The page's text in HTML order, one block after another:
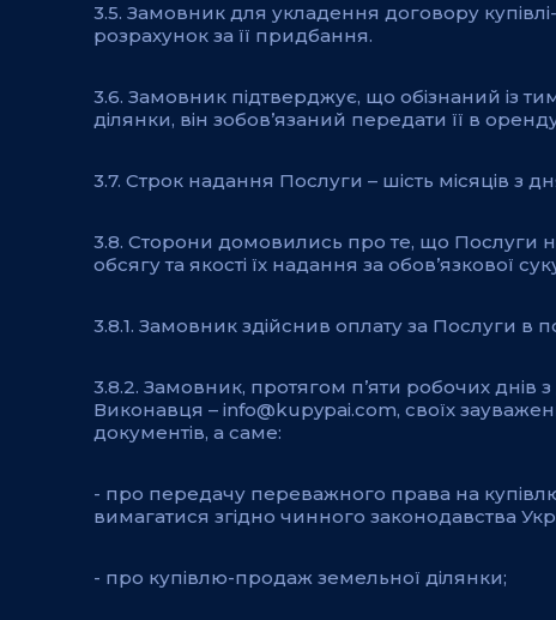
3.5. Замовник для укладення договору
розрахунок за її придбання.
3.6. Замовник підтверджує, що обізнаний із
ділянки, він зобов’язаний передати її в
3.7. Строк надання Послуги – шість місяців з
3.8. Сторони домовились про те, що Послуги
обсягу та якості їх надання за обов’язкової
3.8.1. Замовник здійснив оплату за Послуги
3.8.2. Замовник, протягом п’яти робочих
Виконавця – info@kupypai.com, своїх
документів, а саме:
- про передачу переважного права на
вимагатися згідно чинного законодавства
- про купівлю-продаж земельної ділянки;